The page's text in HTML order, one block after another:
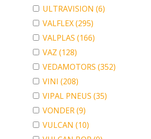
ULTRAVISION (6)
VALFLEX(295)
VALPLAS (166)
VAZ (128)
VEDAMOTORS (352)
VINI (208)
VIPAL PNEUS (35)
VONDER(9)
VULCAN (10)